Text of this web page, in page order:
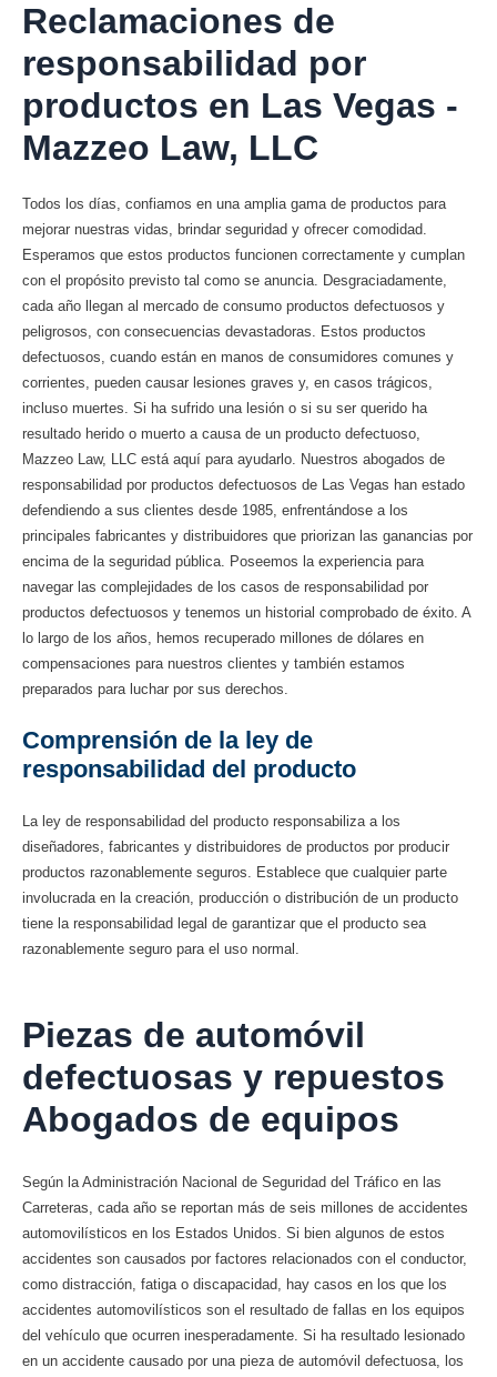
Reclamaciones de
responsabilidad por
productos en Las Vegas -
Mazzeo Law, LLC
Todos los días, confiamos en una amplia gama de productos para
mejorar nuestras vidas, brindar seguridad y ofrecer comodidad.
Esperamos que estos productos funcionen correctamente y cumplan
con el propósito previsto tal como se anuncia. Desgraciadamente,
cada año llegan al mercado de consumo productos defectuosos y
peligrosos, con consecuencias devastadoras. Estos productos
defectuosos, cuando están en manos de consumidores comunes y
corrientes, pueden causar lesiones graves y, en casos trágicos,
incluso muertes. Si ha sufrido una lesión o si su ser querido ha
resultado herido o muerto a causa de un producto defectuoso,
Mazzeo Law, LLC está aquí para ayudarlo. Nuestros abogados de
responsabilidad por productos defectuosos de Las Vegas han estado
defendiendo a sus clientes desde 1985, enfrentándose a los
principales fabricantes y distribuidores que priorizan las ganancias por
encima de la seguridad pública. Poseemos la experiencia para
navegar las complejidades de los casos de responsabilidad por
productos defectuosos y tenemos un historial comprobado de éxito. A
lo largo de los años, hemos recuperado millones de dólares en
compensaciones para nuestros clientes y también estamos
preparados para luchar por sus derechos.
Comprensión de la ley de
responsabilidad del producto
La ley de responsabilidad del producto responsabiliza a los
diseñadores, fabricantes y distribuidores de productos por producir
productos razonablemente seguros. Establece que cualquier parte
involucrada en la creación, producción o distribución de un producto
tiene la responsabilidad legal de garantizar que el producto sea
razonablemente seguro para el uso normal.
Piezas de automóvil
defectuosas y repuestos
Abogados de equipos
Según la Administración Nacional de Seguridad del Tráfico en las
Carreteras, cada año se reportan más de seis millones de accidentes
automovilísticos en los Estados Unidos. Si bien algunos de estos
accidentes son causados ​​por factores relacionados con el conductor,
como distracción, fatiga o discapacidad, hay casos en los que los
accidentes automovilísticos son el resultado de fallas en los equipos
del vehículo que ocurren inesperadamente. Si ha resultado lesionado
en un accidente causado por una pieza de automóvil defectuosa, los